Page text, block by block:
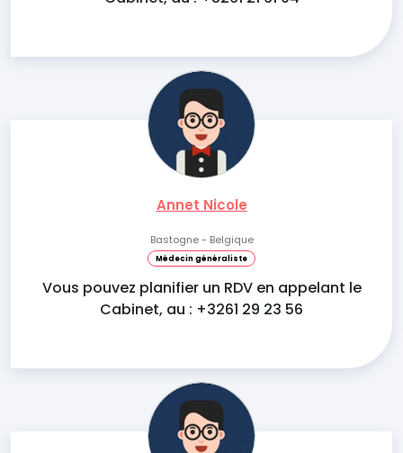
Annet Nicole
Bastogne - Belgique
Médecin généraliste
Vous pouvez planifier un RDV en appelant le
Cabinet, au : +3261 29 23 56